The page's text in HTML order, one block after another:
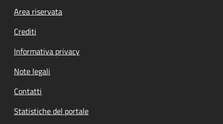
Footer menu
Area riservata
Crediti
Informativa privacy
Note legali
Contatti
Statistiche del portale